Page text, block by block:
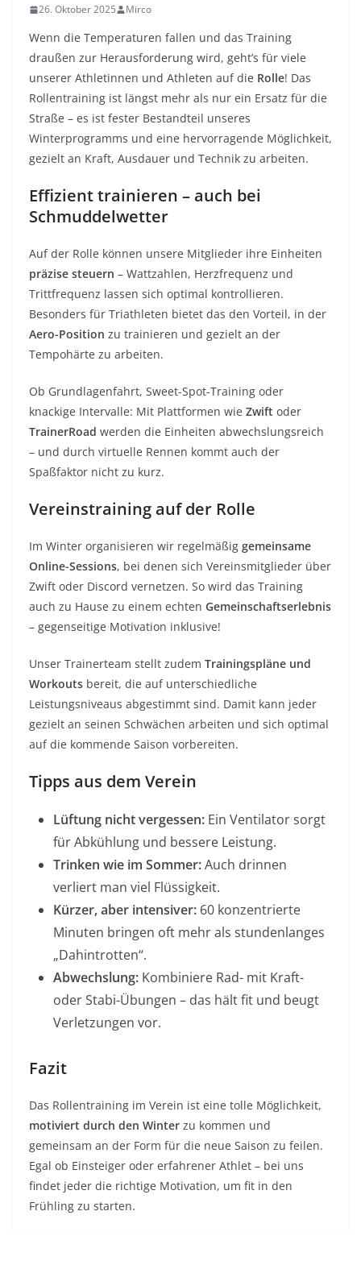
26. Oktober 2025 Mirco
Wenn die Temperaturen fallen und das Training
draußen zur Herausforderung wird, geht’s für viele
unserer Athletinnen und Athleten auf die Rolle! Das
Rollentraining ist längst mehr als nur ein Ersatz für die
Straße – es ist fester Bestandteil unseres
Winterprogramms und eine hervorragende Möglichkeit,
gezielt an Kraft, Ausdauer und Technik zu arbeiten.
Effizient trainieren – auch bei
Schmuddelwetter
Auf der Rolle können unsere Mitglieder ihre Einheiten
präzise steuern – Wattzahlen, Herzfrequenz und
Trittfrequenz lassen sich optimal kontrollieren.
Besonders für Triathleten bietet das den Vorteil, in der
Aero-Position zu trainieren und gezielt an der
Tempohärte zu arbeiten.
Ob Grundlagenfahrt, Sweet-Spot-Training oder
knackige Intervalle: Mit Plattformen wie Zwift oder
TrainerRoad werden die Einheiten abwechslungsreich
– und durch virtuelle Rennen kommt auch der
Spaßfaktor nicht zu kurz.
Vereinstraining auf der Rolle
Im Winter organisieren wir regelmäßig gemeinsame
Online-Sessions, bei denen sich Vereinsmitglieder über
Zwift oder Discord vernetzen. So wird das Training
auch zu Hause zu einem echten Gemeinschaftserlebnis
– gegenseitige Motivation inklusive!
Unser Trainerteam stellt zudem Trainingspläne und
Workouts bereit, die auf unterschiedliche
Leistungsniveaus abgestimmt sind. Damit kann jeder
gezielt an seinen Schwächen arbeiten und sich optimal
auf die kommende Saison vorbereiten.
Tipps aus dem Verein
Lüftung nicht vergessen: Ein Ventilator sorgt
für Abkühlung und bessere Leistung.
Trinken wie im Sommer:Auch drinnen
verliert man viel Flüssigkeit.
Kürzer, aber intensiver: 60 konzentrierte
Minuten bringen oft mehr als stundenlanges
„Dahintrotten“.
Abwechslung: Kombiniere Rad- mit Kraft-
oder Stabi-Übungen – das hält fit und beugt
Verletzungen vor.
Fazit
Das Rollentraining im Verein ist eine tolle Möglichkeit,
motiviert durch den Winter zu kommen und
gemeinsam an der Form für die neue Saison zu feilen.
Egal ob Einsteiger oder erfahrener Athlet – bei uns
findet jeder die richtige Motivation, um fit in den
Frühling zu starten.